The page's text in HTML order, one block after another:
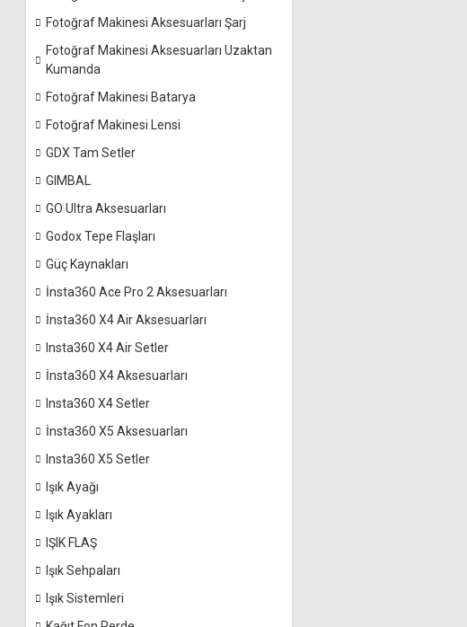
Fotoğraf Makinesi Aksesuarları Şarj
Fotoğraf Makinesi Aksesuarları Uzaktan
Kumanda
Fotoğraf Makinesi Batarya
Fotoğraf Makinesi Lensi
GDX Tam Setler
GIMBAL
GO Ultra Aksesuarları
Godox Tepe Flaşları
Güç Kaynakları
İnsta360 Ace Pro 2 Aksesuarları
İnsta360 X4 Air Aksesuarları
Insta360 X4 Air Setler
İnsta360 X4 Aksesuarları
Insta360 X4 Setler
İnsta360 X5 Aksesuarları
Insta360 X5 Setler
Işık Ayağı
Işık Ayakları
IŞIK FLAŞ
Işık Sehpaları
Işık Sistemleri